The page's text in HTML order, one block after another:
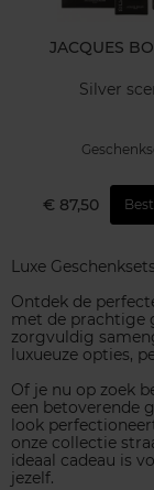
JACQUES
Silver
€ 87,50
Luxe
Ontdek de
met de prachtige
zorgvuldig
luxueuze opties,
Of je nu op zoek
een betoverende
look
onze collectie
ideaal cadeau is
jezelf.